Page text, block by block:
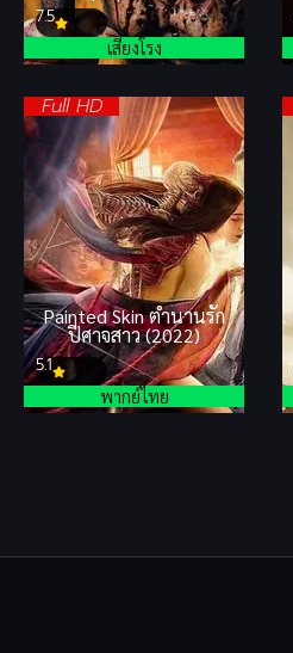
7.5
เสียงโรง
Full HD
Painted Skin ตำนานรัก
ปีศาจสาว (2022)
5.1
พากย์ไทย